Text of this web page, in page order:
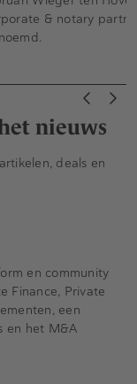
& notary
nieuws
deals en
en community
Finance, Private
een
en het M&A